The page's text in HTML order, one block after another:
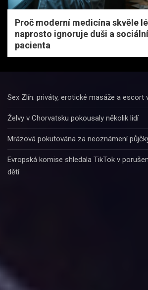
Proč moderní medicína skvěle
naprosto ignoruje duši a
pacienta
Sex Zlín: priváty, erotické masáže a escort
Želvy v Chorvatsku pokousaly několik lidí
Mrázová pokutována za neoznámení
Evropská komise shledala TikTok v
dětí